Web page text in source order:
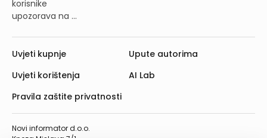
korisnike
upozorava na ...
Novi informator d.o.o.
Uvjeti kupnje
Uvjeti korištenja
Pravila zaštite privatnosti
Upute autorima
AI Lab